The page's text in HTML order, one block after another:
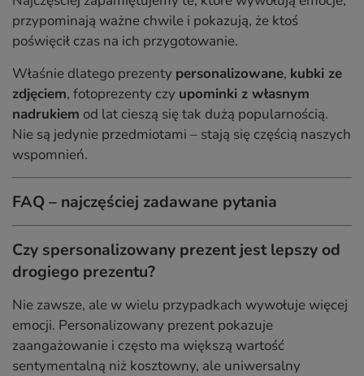
przypominają ważne chwile i pokazują, że ktoś
poświęcił czas na ich przygotowanie.
Właśnie dlatego prezenty personalizowane, kubki ze
zdjęciem, fotoprezenty czy upominki z własnym
nadrukiem od lat cieszą się tak dużą popularnością.
Nie są jedynie przedmiotami – stają się częścią naszych
wspomnień.
FAQ – najczęściej zadawane pytania
Czy spersonalizowany prezent jest lepszy od
drogiego prezentu?
Nie zawsze, ale w wielu przypadkach wywołuje więcej
emocji. Personalizowany prezent pokazuje
zaangażowanie i często ma większą wartość
sentymentalną niż kosztowny, ale uniwersalny